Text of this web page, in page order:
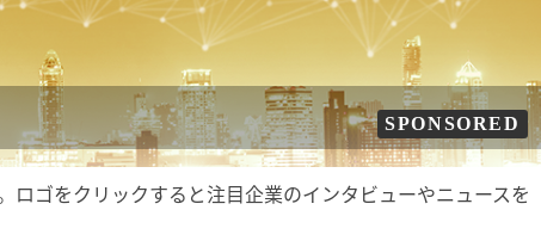
SPONSORED
ロゴをクリックすると注目企業のインタビューやニュースを